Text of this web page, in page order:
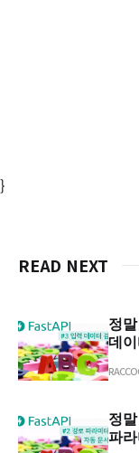
}
READ NEXT
정
데
정
파